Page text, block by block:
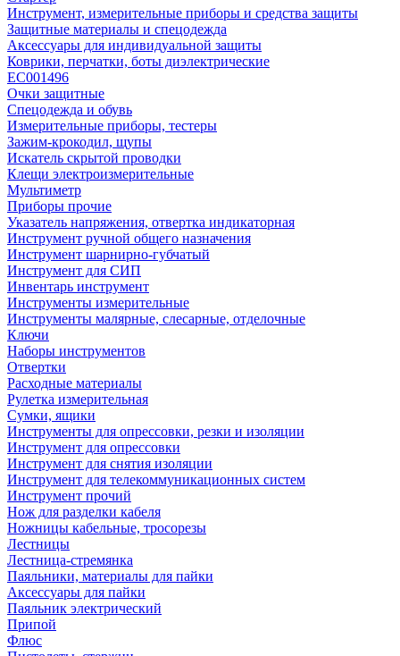
Инструмент, измерительные приборы и средства защиты
Защитные материалы и спецодежда
Аксессуары для индивидуальной защиты
Коврики, перчатки, боты диэлектрические
EC001496
Очки защитные
Спецодежда и обувь
Измерительные приборы, тестеры
Зажим-крокодил, щупы
Искатель скрытой проводки
Клещи электроизмерительные
Мультиметр
Приборы прочие
Указатель напряжения, отвертка индикаторная
Инструмент ручной общего назначения
Инструмент шарнирно-губчатый
Инструмент для СИП
Инвентарь инструмент
Инструменты измерительные
Инструменты малярные, слесарные, отделочные
Ключи
Наборы инструментов
Отвертки
Расходные материалы
Рулетка измерительная
Сумки, ящики
Инструменты для опрессовки, резки и изоляции
Инструмент для опрессовки
Инструмент для снятия изоляции
Инструмент для телекоммуникационных систем
Инструмент прочий
Нож для разделки кабеля
Ножницы кабельные, тросорезы
Лестницы
Лестница-стремянка
Паяльники, материалы для пайки
Аксессуары для пайки
Паяльник электрический
Припой
Флюс